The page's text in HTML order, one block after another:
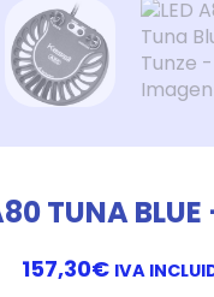
TUNA BLUE
157,30€ IVA